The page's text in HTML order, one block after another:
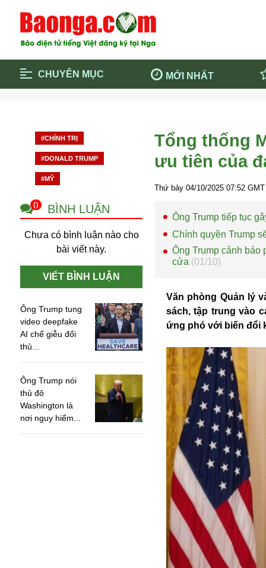
CHUYÊN MỤC MỚI NHẤT
Cộng đồng
Thông
Cuộc sống quanh ta
Khám
Quảng cáo
#CHÍNH TRỊ
#DONALD TRUMP
#MỸ
0 BÌNH LUẬN
Chưa có bình luận nào cho
bài viết này.
VIẾT BÌNH LUẬN
Ông Trump tung
video deepfake
AI chế giễu đối
thủ...
Ông Trump nói
thủ đô
Washington là
nơi nguy hiểm...
Tổng thống
ưu tiên của
Thứ bảy 04/10/2025 07:52
Ông Trump tiếp tục
Chính quyền Trump
Ông Trump cảnh báo
cửa (01/10)
Văn phòng Quản lý
sách, tập trung vào
ứng phó với biến đổi